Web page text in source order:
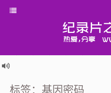
标签：基因密码